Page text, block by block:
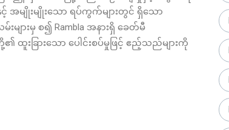
အမျိုးမျိုးသော ရပ်ကွက်များတွင် ရှိသော
များမှ စ၍ Rambla အနားရှိ ခေတ်မီ
ခြားသော ပေါင်းစပ်မှုဖြင့် ဧည့်သည်များကို